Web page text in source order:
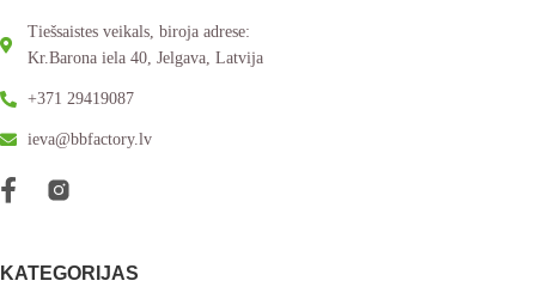
Tiešsaistes veikals, biroja adrese:
Kr.Barona iela 40, Jelgava, Latvija
+371 29419087
ieva@bbfactory.lv
KATEGORIJAS